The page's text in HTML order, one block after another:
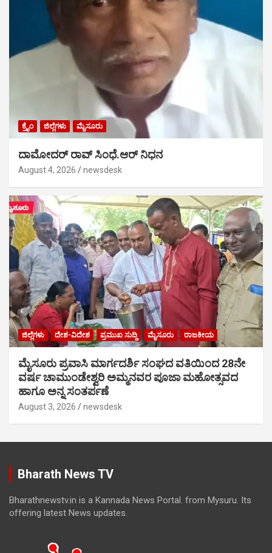
ಕ್ರೈಂ ಜಿಲ್ಲೆಗಳು ಮೈಸೂರು
ದಾಮೋದರ್ ರಾವ್ ಸಿಂಧೆ.ಆರ್ ನಿಧನ
August 4, 2026 newsdesk
ಜಿಲ್ಲೆಗಳು ದೇಶ-ವಿದೇಶ ಪ್ರಮುಖ ಸುದ್ದಿ ಮೈಸೂರು ರಾಜಕೀಯ
ಮೈಸೂರು ಪ್ರವಾಸಿ ಮಾರ್ಗದರ್ಶಿ ಸಂಘದ ವತಿಯಿಂದ 28ನೇ
ವರ್ಷ ಚಾಮುಂಡೇಶ್ವರಿ ಅಮ್ಮನವರ ಪೂಜಾ ಮಹೋತ್ಸವದ
ಹಾಗೂ ಅನ್ನ ಸಂತರ್ಪಣೆ
August 3, 2026 newsdesk
Bharath News TV
Bharathnewstv.in is a Kannada News Portal. from Mysuru. Its
offering latest News updates.